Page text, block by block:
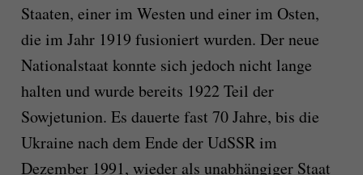
Staaten, einer im Westen und einer im Osten,
die im Jahr 1919 fusioniert wurden. Der neue
Nationalstaat konnte sich jedoch nicht lange
halten und wurde bereits 1922 Teil der
Sowjetunion. Es dauerte fast 70 Jahre, bis die
Ukraine nach dem Ende der UdSSR im
Dezember 1991, wieder als unabhängiger Staat